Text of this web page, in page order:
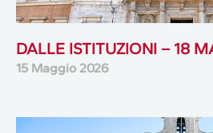
DALLE ISTITUZIONI – 18
15 Maggio 2026